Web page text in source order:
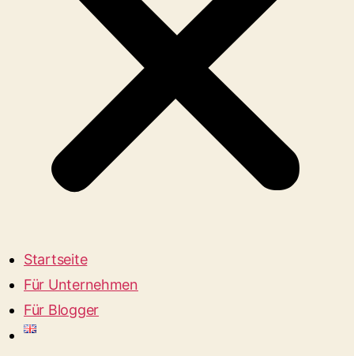
Startseite
Für Unternehmen
Für Blogger